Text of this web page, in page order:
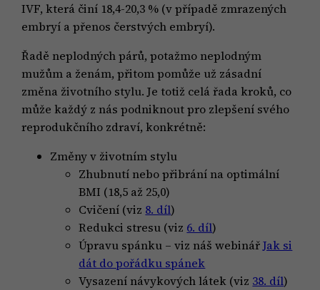
IVF, která činí 18,4-20,3 % (v případě zmrazených
embryí a přenos čerstvých embryí).
Řadě neplodných párů, potažmo neplodným
mužům a ženám, přitom pomůže už zásadní
změna životního stylu. Je totiž celá řada kroků, co
může každý z nás podniknout pro zlepšení svého
reprodukčního zdraví, konkrétně:
Změny v životním stylu
Zhubnutí nebo přibrání na optimální
BMI (18,5 až 25,0)
Cvičení (viz 8. díl)
Redukci stresu (viz 6. díl)
Úpravu spánku – viz náš webinářJak si
dát do pořádku spánek
Vysazení návykových látek (viz 38. díl)